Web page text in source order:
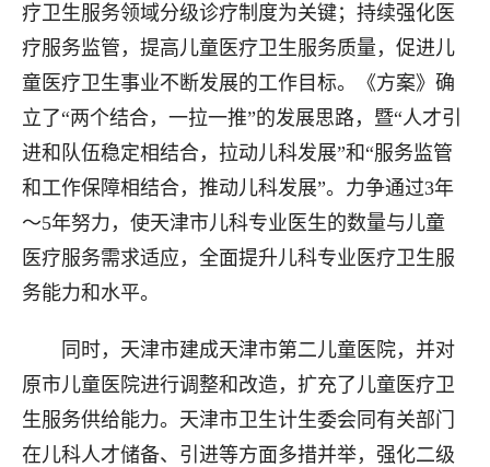
疗卫生服务领域分级诊疗制度为关键；持续强化医
疗服务监管，提高儿童医疗卫生服务质量，促进儿
童医疗卫生事业不断发展的工作目标。《方案》确
立了“两个结合，一拉一推”的发展思路，暨“人才引
进和队伍稳定相结合，拉动儿科发展”和“服务监管
和工作保障相结合，推动儿科发展”。力争通过3年
～5年努力，使天津市儿科专业医生的数量与儿童
医疗服务需求适应，全面提升儿科专业医疗卫生服
务能力和水平。
同时，天津市建成天津市第二儿童医院，并对
原市儿童医院进行调整和改造，扩充了儿童医疗卫
生服务供给能力。天津市卫生计生委会同有关部门
在儿科人才储备、引进等方面多措并举，强化二级